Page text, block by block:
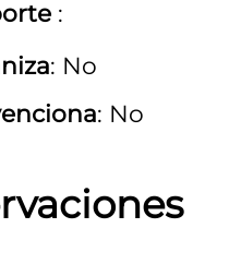
:
: No
: No